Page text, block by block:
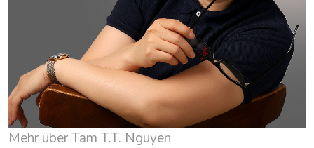
Mehr über Tam T.T. Nguyen